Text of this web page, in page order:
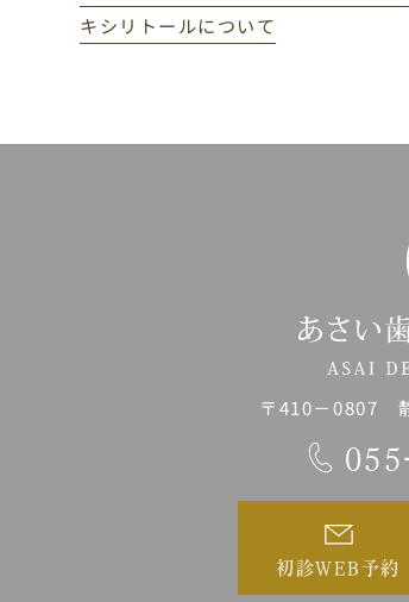
キシリトールについて
〒410－0807
初診WEB予約